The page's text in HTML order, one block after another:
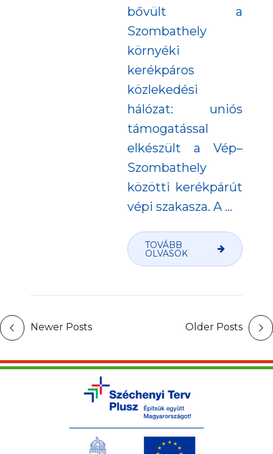
bővült a
Szombathely
környéki
kerékpáros
közlekedési
hálózat: uniós
támogatással
elkészült a Vép–
Szombathely
közötti kerékpárút
vépi szakasza. A …
TOVÁBB
OLVASOK
Newer Posts Older Posts